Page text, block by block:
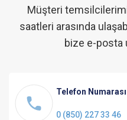
Müşteri
saatleri arasında
bize e-posta
Telefon Numarası
0 (850) 227 33 46